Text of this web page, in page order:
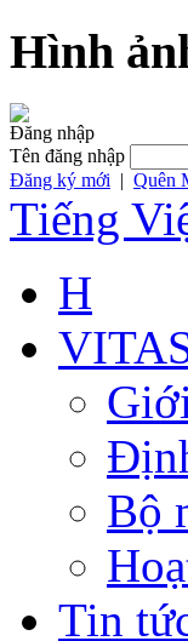
Hình
Đăng nhập
Tên đăng nhập
Đăng ký mới | Quên
Tiếng
H
Bộ
Tin